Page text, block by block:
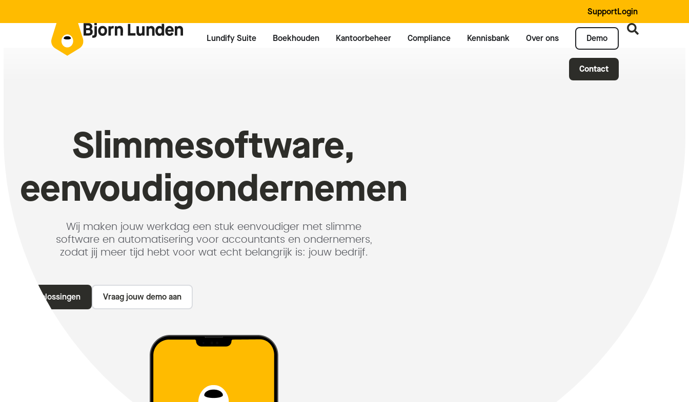
SupportLogin
Lundify Suite Boekhouden Kantoorbeheer Compliance Kennisbank Over ons Demo
Contact
Slimmesoftware,
eenvoudigondernemen
Wij maken jouw werkdag een stuk eenvoudiger met slimme
software en automatisering voor accountants en ondernemers,
zodat jij meer tijd hebt voor wat echt belangrijk is: jouw bedrijf.
Onze oplossingen Vraag jouw demo aan